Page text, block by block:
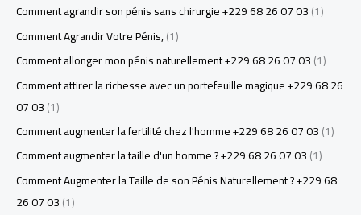
Comment agrandir son pénis sans chirurgie +229 68 26 07 03(1)
Comment Agrandir Votre Pénis,(1)
Comment allonger mon pénis naturellement +229 68 26 07 03(1)
Comment attirer la richesse avec un portefeuille magique +229 68 26
07 03(1)
Comment augmenter la fertilité chez l'homme +229 68 26 07 03(1)
Comment augmenter la taille d'un homme ? +229 68 26 07 03(1)
Comment Augmenter la Taille de son Pénis Naturellement ? +229 68
26 07 03(1)